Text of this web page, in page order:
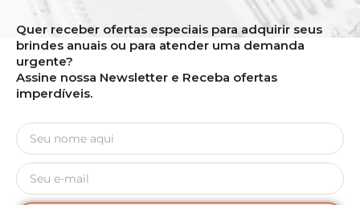
Quer receber ofertas especiais para adquirir seus
brindes anuais ou para atender uma demanda
urgente?
Assine nossa Newsletter e Receba ofertas
imperdíveis.